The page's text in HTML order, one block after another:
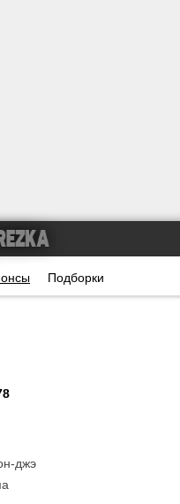
Подборки
джэ